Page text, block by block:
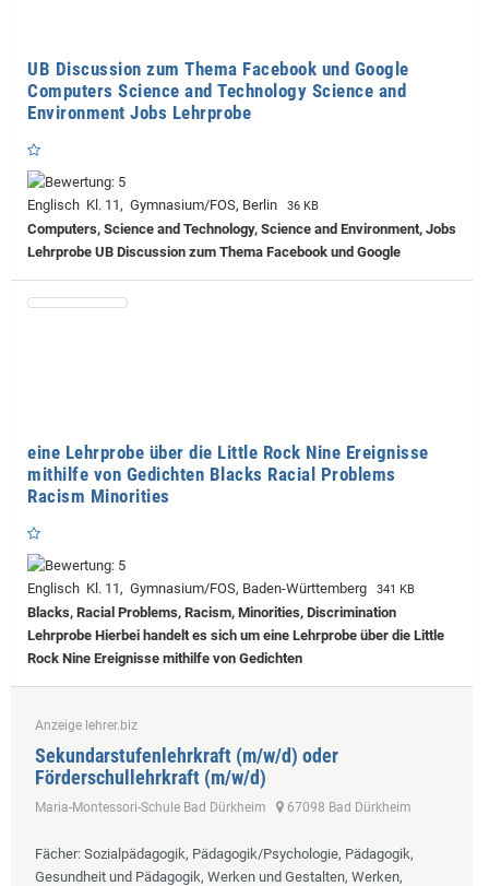
UB Discussion zum Thema Facebook und Google
Computers Science and Technology Science and
Environment Jobs Lehrprobe
Englisch Kl. 11, Gymnasium/FOS, Berlin 36 KB
Computers, Science and Technology, Science and Environment, Jobs
Lehrprobe UB Discussion zum Thema Facebook und Google
eine Lehrprobe über die Little Rock Nine Ereignisse
mithilfe von Gedichten Blacks Racial Problems
Racism Minorities
Englisch Kl. 11, Gymnasium/FOS, Baden-Württemberg 341 KB
Blacks, Racial Problems, Racism, Minorities, Discrimination
Lehrprobe Hierbei handelt es sich um eine Lehrprobe über die Little
Rock Nine Ereignisse mithilfe von Gedichten
Anzeige lehrer.biz
Sekundarstufenlehrkraft (m/w/d) oder
Förderschullehrkraft (m/w/d)
Maria-Montessori-Schule Bad Dürkheim 67098 Bad Dürkheim
Fächer: Sozialpädagogik, Pädagogik/Psychologie, Pädagogik,
Gesundheit und Pädagogik, Werken und Gestalten, Werken,